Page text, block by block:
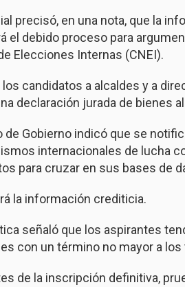
precisó, en una nota, que la
el debido proceso para
Elecciones Internas (CNEI).
los candidatos a alcaldes y a
declaración jurada de bienes
de Gobierno indicó que se
internacionales de lucha
para cruzar en sus bases de
la información crediticia.
señaló que los aspirantes
con un término no mayor a
de la inscripción definitiva,